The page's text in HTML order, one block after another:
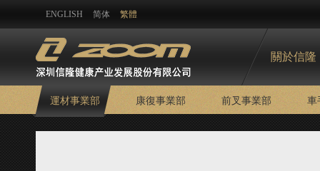
ENGLISH 简体 繁體
關於信隆
運材事業部 康復事業部 前叉事業部 車